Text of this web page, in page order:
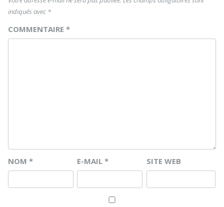
indiqués avec *
COMMENTAIRE *
NOM * E-MAIL* SITE WEB